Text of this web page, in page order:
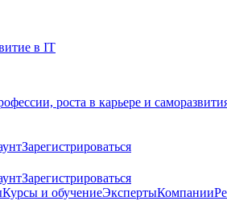
в IT
роста в карьере и
Зарегистрироваться
Зарегистрироваться
Курсы и обучениеЭкспертыКомпании